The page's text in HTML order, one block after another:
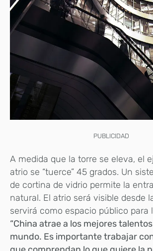
PUBLICIDAD
A medida que la torre se eleva, el
atrio se “tuerce” 45 grados. Un
de cortina de vidrio permite la
natural. El atrio será visible desde
servirá como espacio público para
“China atrae a los mejores
mundo. Es importante trabajar